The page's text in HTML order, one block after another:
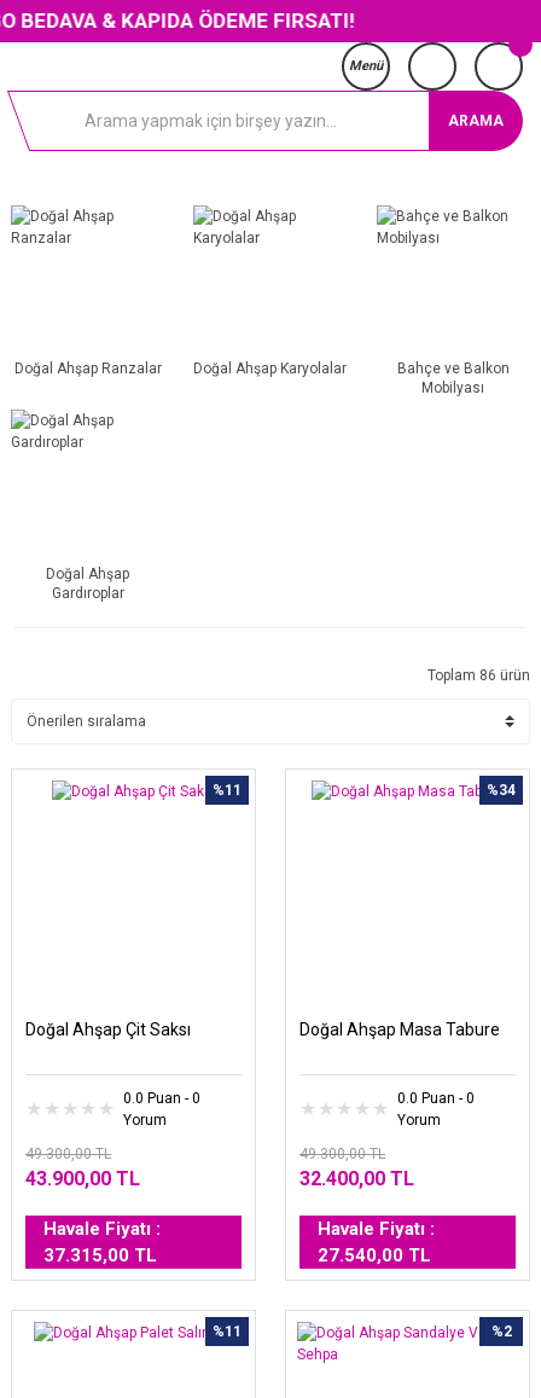
& KAPIDA ÖDEME FIRSATI!
Menü
ARAMA
Doğal Ahşap Ranzalar Doğal Ahşap Karyolalar
Bahçe ve Balkon
Mobilyası
Doğal Ahşap
Gardıroplar
Toplam 86 ürün
%11
Doğal Ahşap Çit Saksı
0.0 Puan - 0
Yorum
49.300,00 TL
43.900,00 TL
Havale Fiyatı :
37.315,00 TL
%34
Doğal Ahşap Masa Tabure
0.0 Puan - 0
Yorum
49.300,00 TL
32.400,00 TL
Havale Fiyatı :
27.540,00 TL
%11 %2